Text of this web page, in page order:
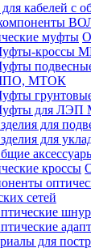
кабелей с
кроссы
МТОК
для
для
для
сетей